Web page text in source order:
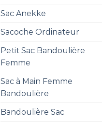
Sac Anekke
Sacoche Ordinateur
Petit Sac Bandoulière
Femme
Sac à Main Femme
Bandoulière
Bandoulière Sac